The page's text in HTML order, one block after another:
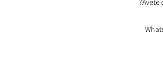
Avete